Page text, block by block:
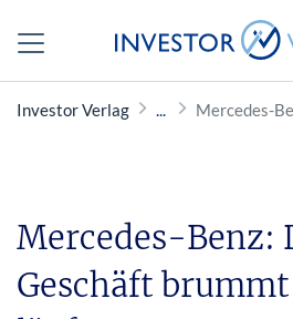
Investor Verlag Mercedes-
Mercedes-Benz:
Geschäft